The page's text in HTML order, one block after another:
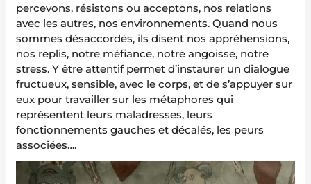
percevons, résistons ou acceptons, nos relations
avec les autres, nos environnements. Quand nous
sommes désaccordés, ils disent nos appréhensions,
nos replis, notre méfiance, notre angoisse, notre
stress. Y être attentif permet d’instaurer un dialogue
fructueux, sensible, avec le corps, et de s’appuyer sur
eux pour travailler sur les métaphores qui
représentent leurs maladresses, leurs
fonctionnements gauches et décalés, les peurs
associées….